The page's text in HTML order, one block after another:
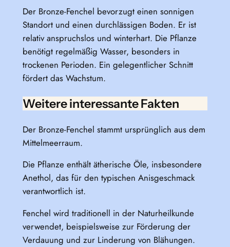
Der Bronze-Fenchel bevorzugt einen sonnigen
Standort und einen durchlässigen Boden. Er ist
relativ anspruchslos und winterhart. Die Pflanze
benötigt regelmäßig Wasser, besonders in
trockenen Perioden. Ein gelegentlicher Schnitt
fördert das Wachstum.
Weitere interessante Fakten
Der Bronze-Fenchel stammt ursprünglich aus dem
Mittelmeerraum.
Die Pflanze enthält ätherische Öle, insbesondere
Anethol, das für den typischen Anisgeschmack
verantwortlich ist.
Fenchel wird traditionell in der Naturheilkunde
verwendet, beispielsweise zur Förderung der
Verdauung und zur Linderung von Blähungen.